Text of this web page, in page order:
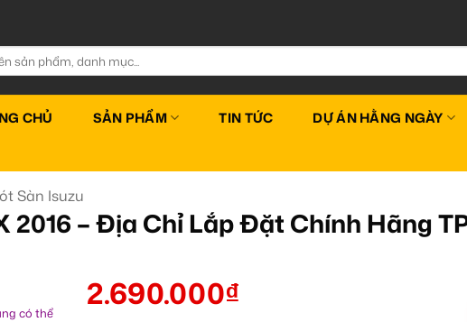
CHỦ SẢN PHẨM TIN TỨC DỰ ÁN HẰNG NGÀY
Sàn Isuzu
2016 – Địa Chỉ Lắp Đặt Chính Hãng
có thể
2.690.000₫